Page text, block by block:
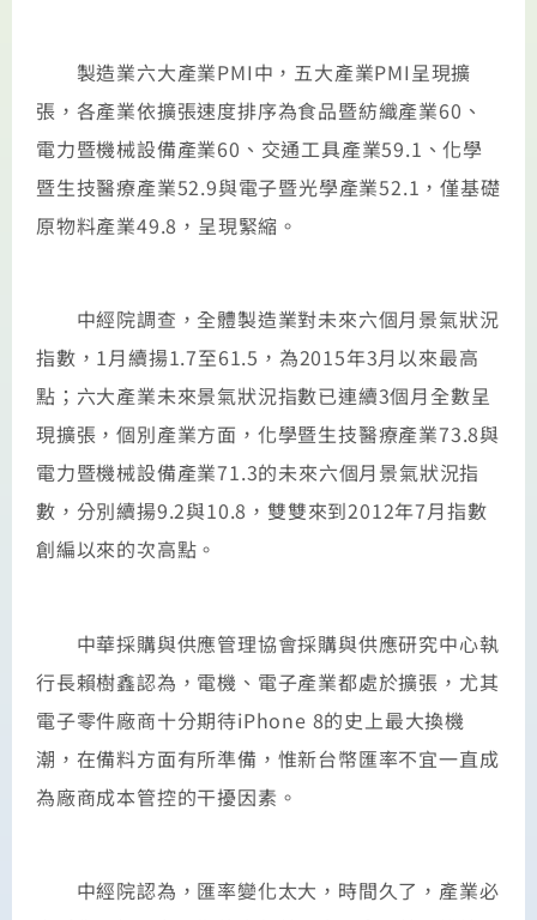
製造業六大產業PMI中，五大產業PMI呈現擴
張，各產業依擴張速度排序為食品暨紡織產業60、
電力暨機械設備產業60、交通工具產業59.1、化學
暨生技醫療產業52.9與電子暨光學產業52.1，僅基礎
原物料產業49.8，呈現緊縮。
中經院調查，全體製造業對未來六個月景氣狀況
指數，1月續揚1.7至61.5，為2015年3月以來最高
點；六大產業未來景氣狀況指數已連續3個月全數呈
現擴張，個別產業方面，化學暨生技醫療產業73.8與
電力暨機械設備產業71.3的未來六個月景氣狀況指
數，分別續揚9.2與10.8，雙雙來到2012年7月指數
創編以來的次高點。
中華採購與供應管理協會採購與供應研究中心執
行長賴樹鑫認為，電機、電子產業都處於擴張，尤其
電子零件廠商十分期待iPhone 8的史上最大換機
潮，在備料方面有所準備，惟新台幣匯率不宜一直成
為廠商成本管控的干擾因素。
中經院認為，匯率變化太大，時間久了，產業必